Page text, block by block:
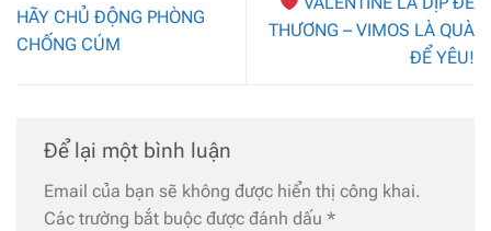
HÃY CHỦ ĐỘNG PHÒNG
CHỐNG CÚM
THƯƠNG – VIMOS LÀ QUÀ
ĐỂ YÊU!
Để lại một bình luận
Email của bạn sẽ không được hiển thị công khai.
Các trường bắt buộc được đánh dấu *